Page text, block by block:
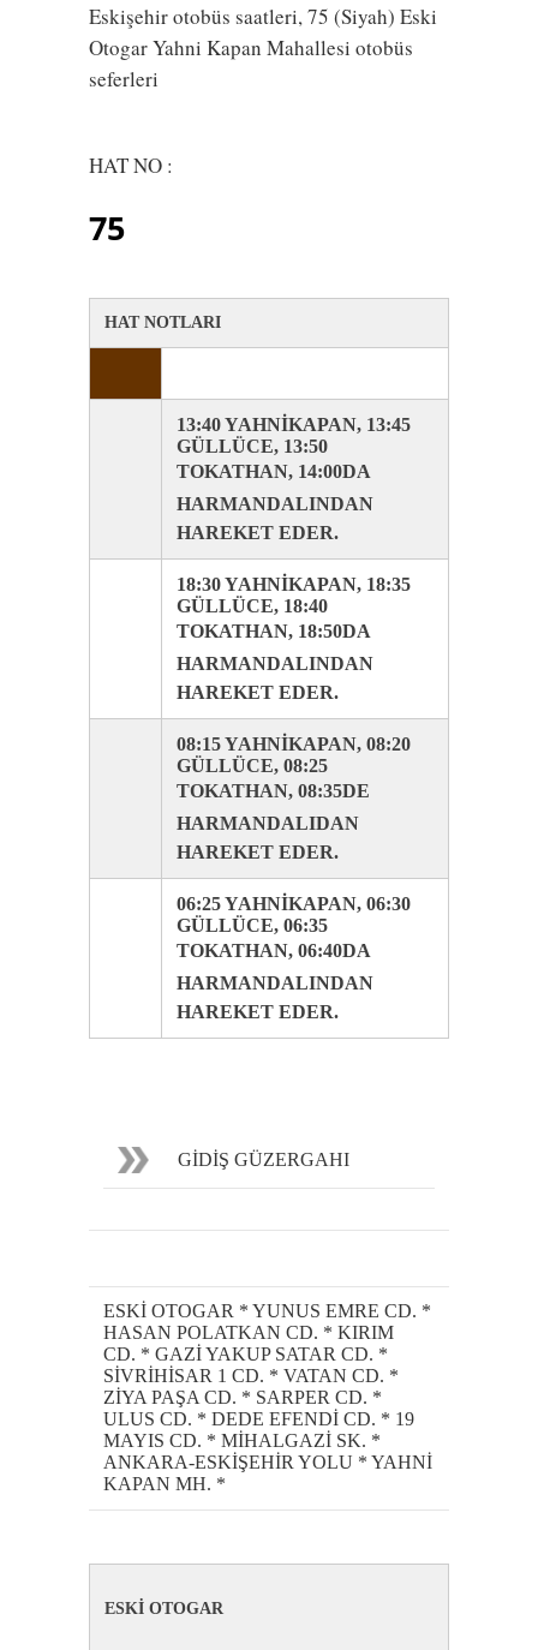
Eskişehir otobüs saatleri, 75 (Siyah) Eski
Otogar Yahni Kapan Mahallesi otobüs
seferleri
HAT NO :
75
HAT NOTLARI
13:40 YAHNİKAPAN, 13:45
GÜLLÜCE, 13:50
TOKATHAN, 14:00DA
HARMANDALINDAN
HAREKET EDER.
18:30 YAHNİKAPAN, 18:35
GÜLLÜCE, 18:40
TOKATHAN, 18:50DA
HARMANDALINDAN
HAREKET EDER.
08:15 YAHNİKAPAN, 08:20
GÜLLÜCE, 08:25
TOKATHAN, 08:35DE
HARMANDALIDAN
HAREKET EDER.
06:25 YAHNİKAPAN, 06:30
GÜLLÜCE, 06:35
TOKATHAN, 06:40DA
HARMANDALINDAN
HAREKET EDER.
GİDİŞ GÜZERGAHI
ESKİ OTOGAR * YUNUS EMRE CD. *
HASAN POLATKAN CD. * KIRIM
CD. * GAZİ YAKUP SATAR CD. *
SİVRİHİSAR 1 CD. * VATAN CD. *
ZİYA PAŞA CD. * SARPER CD. *
ULUS CD. * DEDE EFENDİ CD. * 19
MAYIS CD. * MİHALGAZİ SK. *
ANKARA-ESKİŞEHİR YOLU * YAHNİ
KAPAN MH. *
ESKİ OTOGAR